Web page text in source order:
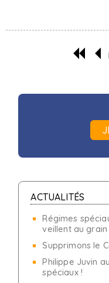
ACTUALITÉS
Régimes
veillent au grain
Supprimons le
Philippe Juvin
spéciaux !